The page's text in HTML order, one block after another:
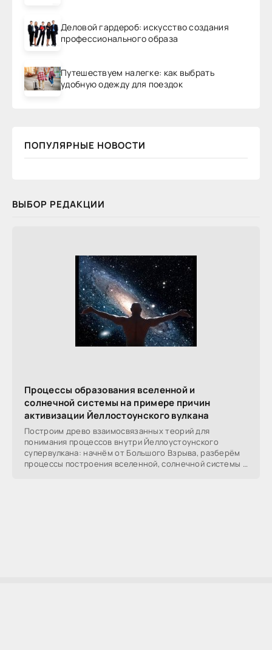
Деловой гардероб: искусство создания
профессионального образа
Путешествуем налегке: как выбрать
удобную одежду для поездок
ПОПУЛЯРНЫЕ НОВОСТИ
ВЫБОР РЕДАКЦИИ
Процессы образования вселенной и
солнечной системы на примере причин
активизации Йеллостоунского вулкана
Построим древо взаимосвязанных теорий для
понимания процессов внутри Йеллоустоунского
супервулкана: начнём от Большого Взрыва, разберём
процессы построения вселенной, солнечной системы в